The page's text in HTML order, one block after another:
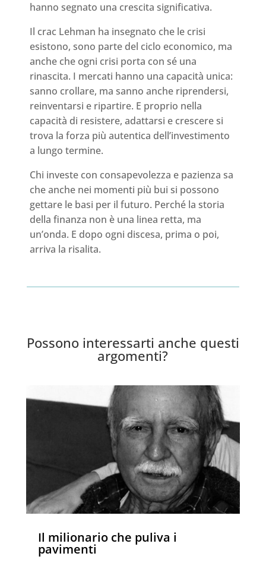
hanno segnato una crescita significativa.
Il crac Lehman ha insegnato che le crisi
esistono, sono parte del ciclo economico, ma
anche che ogni crisi porta con sé una
rinascita. I mercati hanno una capacità unica:
sanno crollare, ma sanno anche riprendersi,
reinventarsi e ripartire. E proprio nella
capacità di resistere, adattarsi e crescere si
trova la forza più autentica dell’investimento
a lungo termine.
Chi investe con consapevolezza e pazienza sa
che anche nei momenti più bui si possono
gettare le basi per il futuro. Perché la storia
della finanza non è una linea retta, ma
un’onda. E dopo ogni discesa, prima o poi,
arriva la risalita.
Possono interessarti anche questi
argomenti?
Il milionario che puliva i
pavimenti